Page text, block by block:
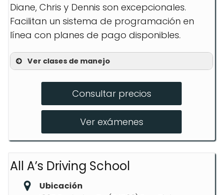
Diane, Chris y Dennis son excepcionales.
Facilitan un sistema de programación en
línea con planes de pago disponibles.
Ver clases de manejo
Adult Driver Ed Services
In-person and online class options
Consultar precios
Ver exámenes
All A’s Driving School
Ubicación